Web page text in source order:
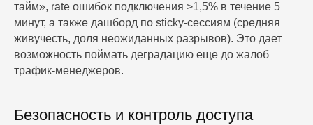
тайм», rate ошибок подключения >1,5% в течение 5
минут, а также дашборд по sticky-сессиям (средняя
живучесть, доля неожиданных разрывов). Это дает
возможность поймать деградацию еще до жалоб
трафик-менеджеров.
Безопасность и контроль доступа